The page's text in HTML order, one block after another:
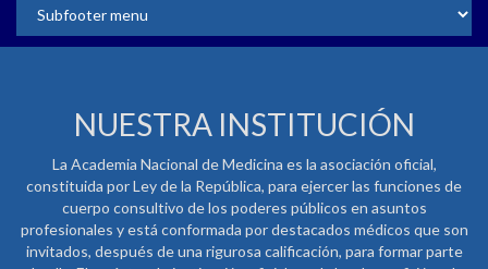
NUESTRA INSTITUCIÓN
La Academia Nacional de Medicina es la asociación oficial,
constituida por Ley de la República, para ejercer las funciones de
cuerpo consultivo de los poderes públicos en asuntos
profesionales y está conformada por destacados médicos que son
invitados, después de una rigurosa calificación, para formar parte